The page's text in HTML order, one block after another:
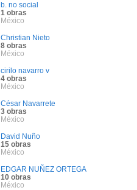
b. no social
1 obras
México
Christian Nieto
8 obras
México
cirilo navarro v
4 obras
México
César Navarrete
3 obras
México
David Nuño
15 obras
México
EDGAR NUÑEZ ORTEGA
10 obras
México